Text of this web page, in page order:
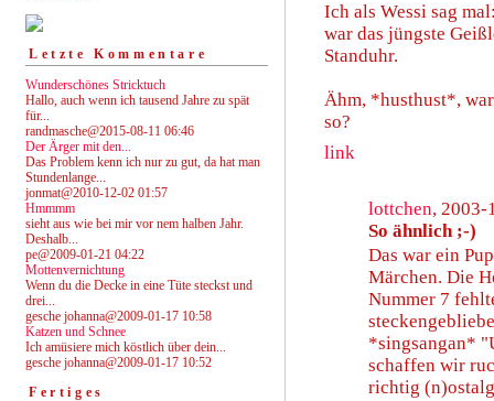
Letzte Kommentare
Wunderschönes Stricktuch
Hallo, auch wenn ich tausend Jahre zu spät
für...
randmasche@2015-08-11 06:46
Der Ärger mit den...
Das Problem kenn ich nur zu gut, da hat man
Stundenlange...
jonmat@2010-12-02 01:57
Hmmmm
sieht aus wie bei mir vor nem halben Jahr.
Deshalb...
pe@2009-01-21 04:22
Mottenvernichtung
Wenn du die Decke in eine Tüte steckst und
drei...
gesche johanna@2009-01-17 10:58
Katzen und Schnee
Ich amüsiere mich köstlich über dein...
gesche johanna@2009-01-17 10:52
Fertiges
Ich als Wessi sag
war das jüngste
Standuhr.
Ähm, *husthust*,
so?
link
lottchen, 2003-
So ähnlich ;-)
Das war ein
Märchen. Die
Nummer 7
*singsangan*
schaffen wir
richtig